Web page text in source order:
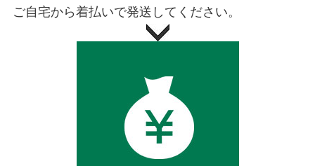
ご自宅から着払いで発送してください。